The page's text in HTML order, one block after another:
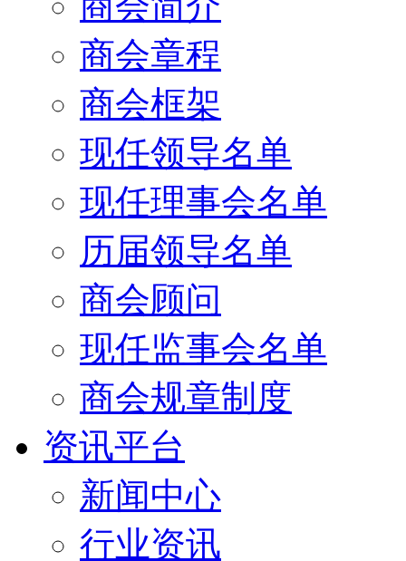
商会章程
商会框架
现任领导名单
现任理事会名单
历届领导名单
商会顾问
现任监事会名单
商会规章制度
资讯平台
新闻中心
行业资讯